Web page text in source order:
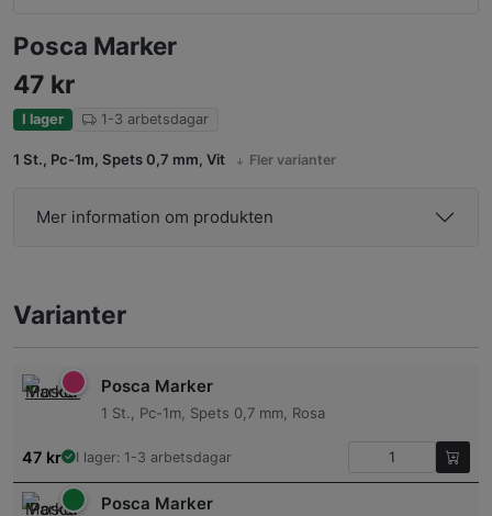
Posca Marker
47 kr
I lager 1-3 arbetsdagar
1 St., Pc-1m, Spets 0,7 mm, Vit Fler varianter
Mer information om produkten
Varianter
Posca Marker
1 St., Pc-1m, Spets 0,7 mm, Rosa
47 kr I lager: 1-3 arbetsdagar
Posca Marker